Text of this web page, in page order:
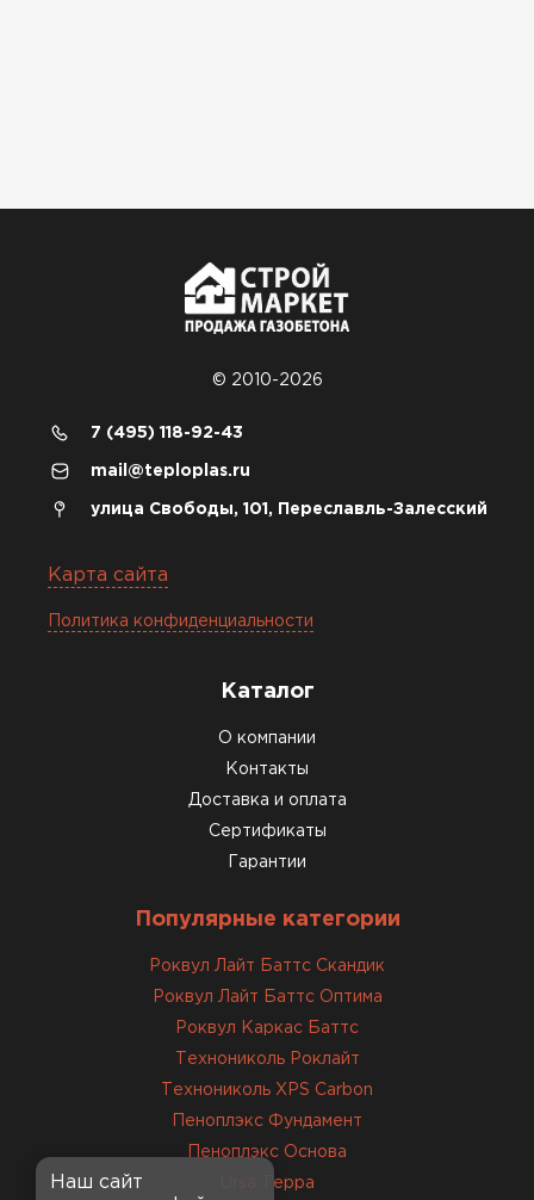
© 2010-2026
7 (495) 118-92-43
mail@teploplas.ru
улица Свободы, 101, Переславль-Залесский
Карта сайта
Политика конфиденциальности
Каталог
О компании
Контакты
Доставка и оплата
Сертификаты
Гарантии
Популярные категории
Роквул Лайт Баттс Скандик
Роквул Лайт Баттс Оптима
Роквул Каркас Баттс
Технониколь Роклайт
Технониколь XPS Carbon
Пеноплэкс Фундамент
Пеноплэкс Основа
Ursa Терра
Наш сайт